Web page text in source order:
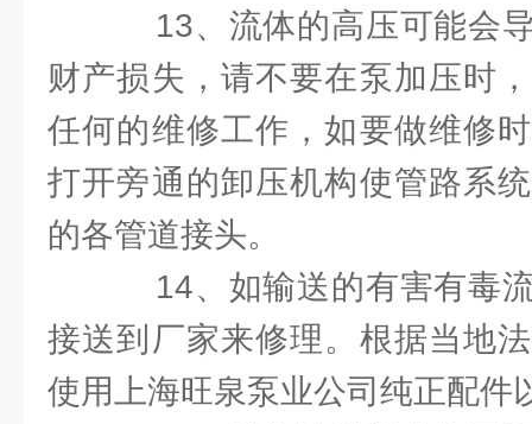
13、流体的高压可能会
财产损失，请不要在泵加压时
任何的维修工作，如要做维修
打开旁通的卸压机构使管路系
的各管道接头。
14、如输送的有害有毒
接送到厂家来修理。根据当地
使用上海旺泉泵业公司纯正配件